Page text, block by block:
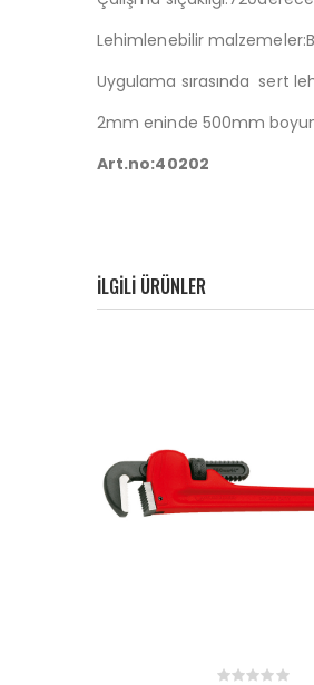
Lehimlenebilir
Uygulama sırasında sert
2mm eninde 500mm
Art.no:40202
ILGILI ÜRÜNLER